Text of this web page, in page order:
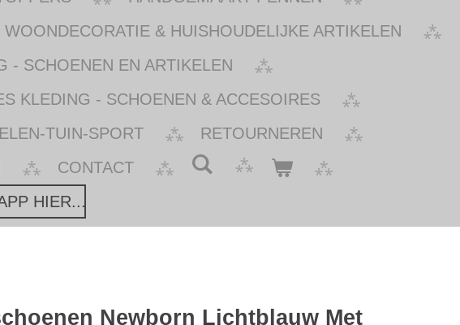
WOONDECORATIE & HUISHOUDELIJKE ARTIKELEN
- SCHOENEN EN ARTIKELEN
KLEDING - SCHOENEN & ACCESOIRES
TUIN-SPORT
RETOURNEREN
CONTACT
HIER...
Newborn Lichtblauw Met